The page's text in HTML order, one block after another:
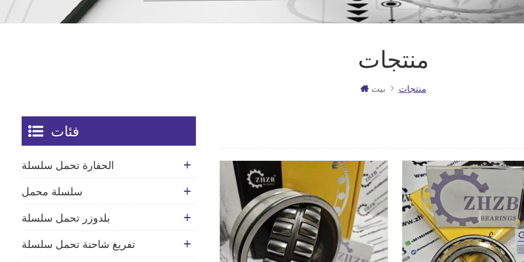
منتجات
بيت منتجات
فئات
الحفارة تحمل سلسلة
سلسلة محمل
بلدوزر تحمل سلسلة
تفريغ شاحنة تحمل سلسلة